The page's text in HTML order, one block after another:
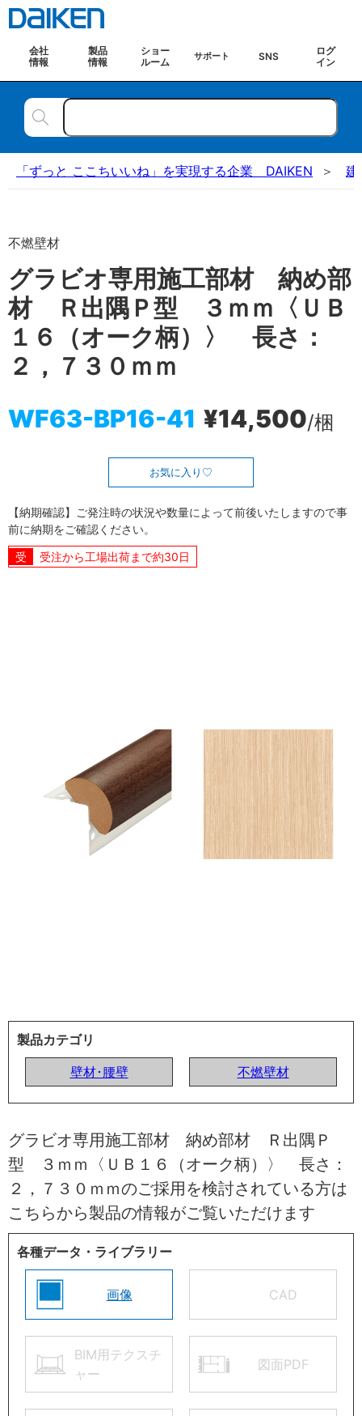
会社
情報
製品
情報
ショー
ルーム
サポート SNS
ログ
イン
「ずっと ここちいいね」を実現する企業 DAIKEN 建
不燃壁材
グラビオ専用施工部材 納め部
材 Ｒ出隅Ｐ型 ３ｍｍ〈ＵＢ
１６（オーク柄）〉 長さ：
２，７３０ｍｍ
WF63-BP16-41 ¥14,500/梱
お気に入り
【納期確認】ご発注時の状況や数量によって前後いたしますので事
前に納期をご確認ください。
受注から工場出荷まで約30日
製品カテゴリ
壁材･腰壁
不燃壁材
グラビオ専用施工部材 納め部材 Ｒ出隅Ｐ
型 ３ｍｍ〈ＵＢ１６（オーク柄）〉 長さ：
２，７３０ｍｍのご採用を検討されている方は
こちらから製品の情報がご覧いただけます
各種データ・ライブラリー
画像 CAD
BIM用テクスチ
ャー
図面PDF